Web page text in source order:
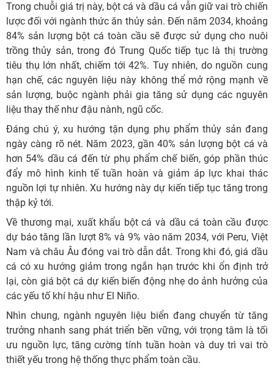
Trong chuỗi giá trị này, bột cá và dầu cá vẫn giữ vai trò chiến
lược đối với ngành thức ăn thủy sản. Đến năm 2034, khoảng
84% sản lượng bột cá toàn cầu sẽ được sử dụng cho nuôi
trồng thủy sản, trong đó Trung Quốc tiếp tục là thị trường
tiêu thụ lớn nhất, chiếm tới 42%. Tuy nhiên, do nguồn cung
hạn chế, các nguyên liệu này không thể mở rộng mạnh về
sản lượng, buộc ngành phải gia tăng sử dụng các nguyên
liệu thay thế như đậu nành, ngũ cốc.
Đáng chú ý, xu hướng tận dụng phụ phẩm thủy sản đang
ngày càng rõ nét. Năm 2023, gần 40% sản lượng bột cá và
hơn 54% dầu cá đến từ phụ phẩm chế biến, góp phần thúc
đẩy mô hình kinh tế tuần hoàn và giảm áp lực khai thác
nguồn lợi tự nhiên. Xu hướng này dự kiến tiếp tục tăng trong
thập kỷ tới.
Về thương mại, xuất khẩu bột cá và dầu cá toàn cầu được
dự báo tăng lần lượt 8% và 9% vào năm 2034, với Peru, Việt
Nam và châu Âu đóng vai trò dẫn dắt. Trong khi đó, giá dầu
cá có xu hướng giảm trong ngắn hạn trước khi ổn định trở
lại, còn giá bột cá dự kiến biến động nhẹ do ảnh hưởng của
các yếu tố khí hậu như El Niño.
Nhìn chung, ngành nguyên liệu biển đang chuyển từ tăng
trưởng nhanh sang phát triển bền vững, với trọng tâm là tối
ưu nguồn lực, tăng cường tính tuần hoàn và duy trì vai trò
thiết yếu trong hệ thống thực phẩm toàn cầu.